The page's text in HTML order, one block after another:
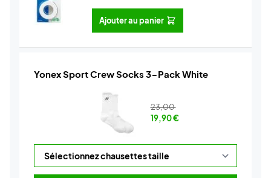
Ajouter au panier
Yonex Sport Crew Socks 3-Pack White
23,00
19,90€